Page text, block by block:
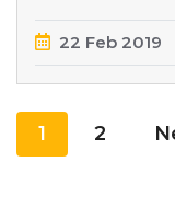
22 Feb 2019
1 2